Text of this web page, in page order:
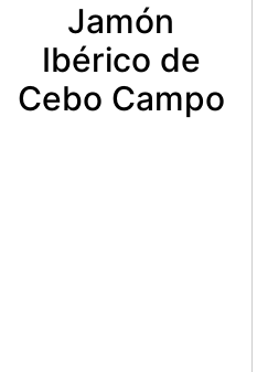
Jamón
Ibérico de
Cebo Campo